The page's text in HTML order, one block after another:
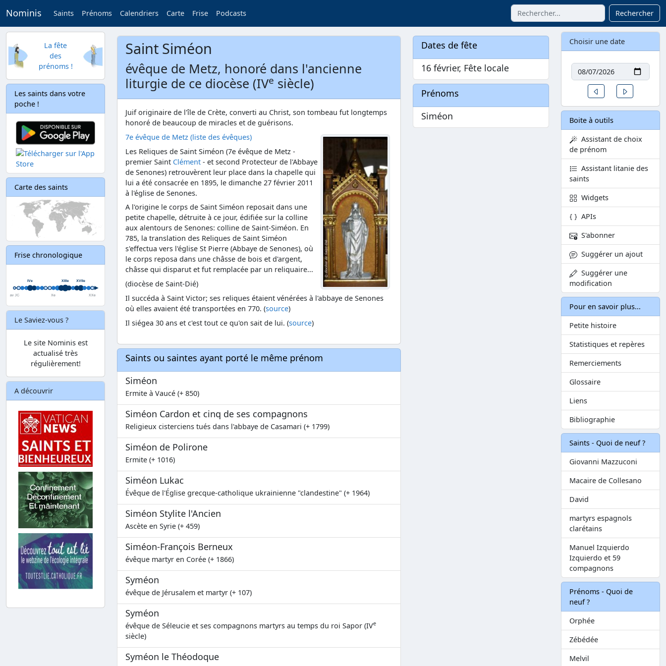
Nominis Saints Prénoms Calendriers Carte Frise Podcasts Rechercher
La fête
des
prénoms !
Les saints dans votre
poche !
Carte des saints
Frise chronologique
Le Saviez-vous ?
Le site Nominis est
actualisé très
régulièrement!
A découvrir
Saint Siméon
évêque de Metz, honoré dans l'ancienne
liturgie de ce diocèse (IVe siècle)
Juif originaire de l'île de Crète, converti au Christ, son tombeau fut longtemps
honoré de beaucoup de miracles et de guérisons.
7e évêque de Metz (liste des évêques)
Les Reliques de Saint Siméon (7e évêque de Metz -
premier Saint Clément - et second Protecteur de l'Abbaye
de Senones) retrouvèrent leur place dans la chapelle qui
lui a été consacrée en 1895, le dimanche 27 février 2011
à l'église de Senones.
A l'origine le corps de Saint Siméon reposait dans une
petite chapelle, détruite à ce jour, édifiée sur la colline
aux alentours de Senones: colline de Saint-Siméon. En
785, la translation des Reliques de Saint Siméon
s'effectua vers l'église St Pierre (Abbaye de Senones), où
le corps reposa dans une châsse de bois et d'argent,
châsse qui disparut et fut remplacée par un reliquaire...
(diocèse de Saint-Dié)
Il succéda à Saint Victor; ses reliques étaient vénérées à l'abbaye de Senones
où elles avaient été transportées en 770. (source)
Il siégea 30 ans et c'est tout ce qu'on sait de lui. (source)
Saints ou saintes ayant porté le même prénom
Siméon
Ermite à Vaucé (+ 850)
Siméon Cardon et cinq de ses compagnons
Religieux cisterciens tués dans l'abbaye de Casamari (+ 1799)
Siméon de Polirone
Ermite (+ 1016)
Siméon Lukac
Évêque de l'Église grecque-catholique ukrainienne "clandestine" (+ 1964)
Siméon Stylite l'Ancien
Ascète en Syrie (+ 459)
Siméon-François Berneux
évêque martyr en Corée (+ 1866)
Syméon
évêque de Jérusalem et martyr (+ 107)
Syméon
évêque de Séleucie et ses compagnons martyrs au temps du roi Sapor (IVe
siècle)
Syméon le Théodoque
Dates de fête
16 février, Fête locale
Prénoms
Siméon
Choisir une date
Date
Un jour avant
Boite à outils
Assistant de choix
de prénom
Assistant litanie des
saints
Widgets
APIs
S'abonner
Suggérer un ajout
Suggérer une
modification
Pour en savoir plus...
Petite histoire
Statistiques et repères
Remerciements
Glossaire
Liens
Bibliographie
Saints - Quoi de neuf ?
Giovanni Mazzuconi
Macaire de Collesano
David
martyrs espagnols
clarétains
Manuel Izquierdo
Izquierdo et 59
compagnons
Prénoms - Quoi de
neuf ?
Orphée
Zébédée
Melvil